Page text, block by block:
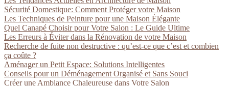
Sécurité Domestique: Comment Protéger votre Maison
Les Techniques de Peinture pour une Maison Élégante
Quel Canapé Choisir pour Votre Salon : Le Guide Ultime
Les Erreurs à Éviter dans la Rénovation de votre Maison
Recherche de fuite non destructive : qu’est-ce que c’est et combien
ça coûte ?
Aménager un Petit Espace: Solutions Intelligentes
Conseils pour un Déménagement Organisé et Sans Souci
Créer une Ambiance Chaleureuse dans Votre Salon